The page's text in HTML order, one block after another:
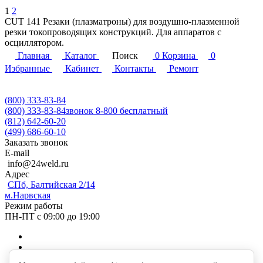
1 2
CUT 141 Резаки (плазматроны) для воздушно-плазменной
резки токопроводящих конструкций. Для аппаратов с
осциллятором.
Главная
Каталог Поиск 0 Корзина
0
Избранные
Кабинет Контакты Ремонт
(800) 333-83-84
(800) 333-83-84звонок 8-800 бесплатный
(812) 642-60-20
(499) 686-60-10
Заказать звонок
E-mail
info@24weld.ru
Адрес
СПб, Балтийская 2/14
м.Нарвская
Режим работы
ПН-ПТ с 09:00 до 19:00